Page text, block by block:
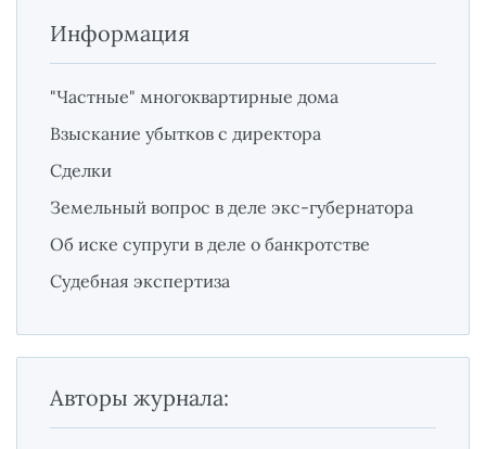
Информация
"Частные" многоквартирные дома
Взыскание убытков с директора
Сделки
Земельный вопрос в деле экс-губернатора
Об иске супруги в деле о банкротстве
Судебная экспертиза
Авторы журнала: